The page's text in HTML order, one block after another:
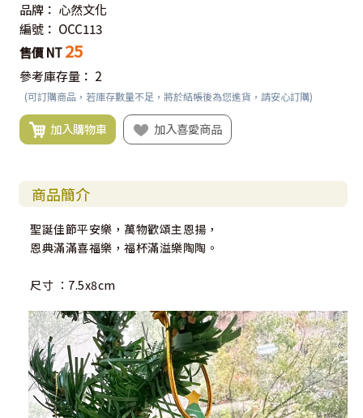
品牌： 心然文化
編號： OCC113
售價 NT 25
參考庫存量： 2
(可訂購商品，若庫存數量不足，將於結帳後為您進貨，請安心訂購)
加入購物車 加入喜愛商品
商品簡介
聖誕佳節平安樂，萬物歡頌主恩揚，
恩典滿滿喜福樂，福杯滿溢樂陶陶。
尺寸 ：7.5x8cm